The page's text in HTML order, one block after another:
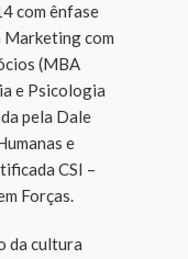
com ênfase
Marketing com
(MBA
e Psicologia
pela Dale
e
CSI –
Forças.
da cultura